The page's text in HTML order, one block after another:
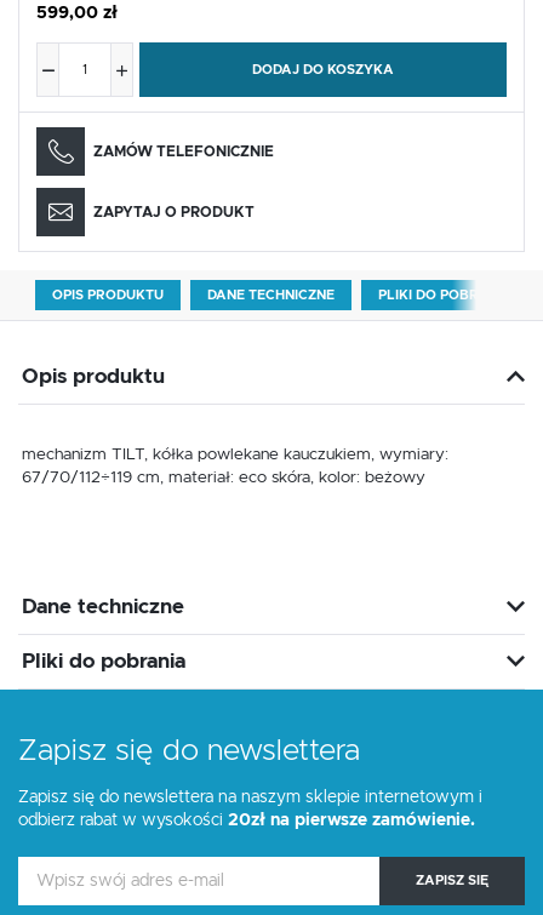
599,00 zł
DODAJ DO KOSZYKA
ZAMÓW TELEFONICZNIE
ZAPYTAJ O PRODUKT
OPIS PRODUKTU DANE TECHNICZNE PLIKI DO POBRANIA
Opis produktu
mechanizm TILT, kółka powlekane kauczukiem, wymiary:
67/70/112÷119 cm, materiał: eco skóra, kolor: beżowy
Dane techniczne
Pliki do pobrania
Zapisz się do newslettera
Zapisz się do newslettera na naszym sklepie internetowym i
odbierz rabat w wysokości 20zł na pierwsze zamówienie.
ZAPISZ SIĘ